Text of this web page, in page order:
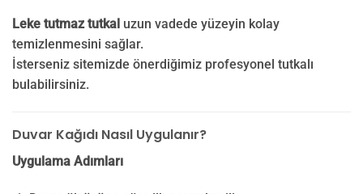
Leke tutmaz tutkal uzun vadede yüzeyin kolay
temizlenmesini sağlar.
İsterseniz sitemizde önerdiğimiz profesyonel tutkalı
bulabilirsiniz.
Duvar Kağıdı Nasıl Uygulanır?
Uygulama Adımları